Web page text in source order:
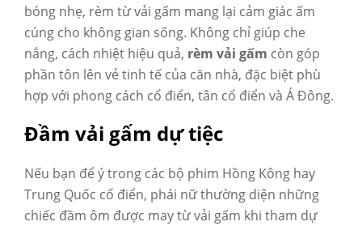
bóng nhẹ, rèm từ vải gấm mang lại cảm giác ấm
cúng cho không gian sống. Không chỉ giúp che
nắng, cách nhiệt hiệu quả, rèm vải gấm còn góp
phần tôn lên vẻ tinh tế của căn nhà, đặc biệt phù
hợp với phong cách cổ điển, tân cổ điển và Á Đông.
Đầm vải gấm dự tiệc
Nếu bạn để ý trong các bộ phim Hồng Kông hay
Trung Quốc cổ điển, phái nữ thường diện những
chiếc đầm ôm được may từ vải gấm khi tham dự